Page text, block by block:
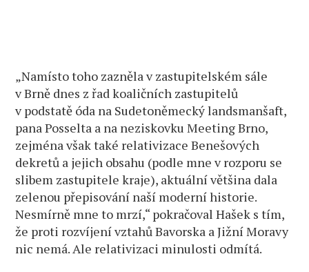
„Namísto toho zazněla v zastupitelském sále
v Brně dnes z řad koaličních zastupitelů
v podstatě óda na Sudetoněmecký landsmanšaft,
pana Posselta a na neziskovku Meeting Brno,
zejména však také relativizace Benešových
dekretů a jejich obsahu (podle mne v rozporu se
slibem zastupitele kraje), aktuální většina dala
zelenou přepisování naší moderní historie.
Nesmírně mne to mrzí,“ pokračoval Hašek s tím,
že proti rozvíjení vztahů Bavorska a Jižní Moravy
nic nemá. Ale relativizaci minulosti odmítá.